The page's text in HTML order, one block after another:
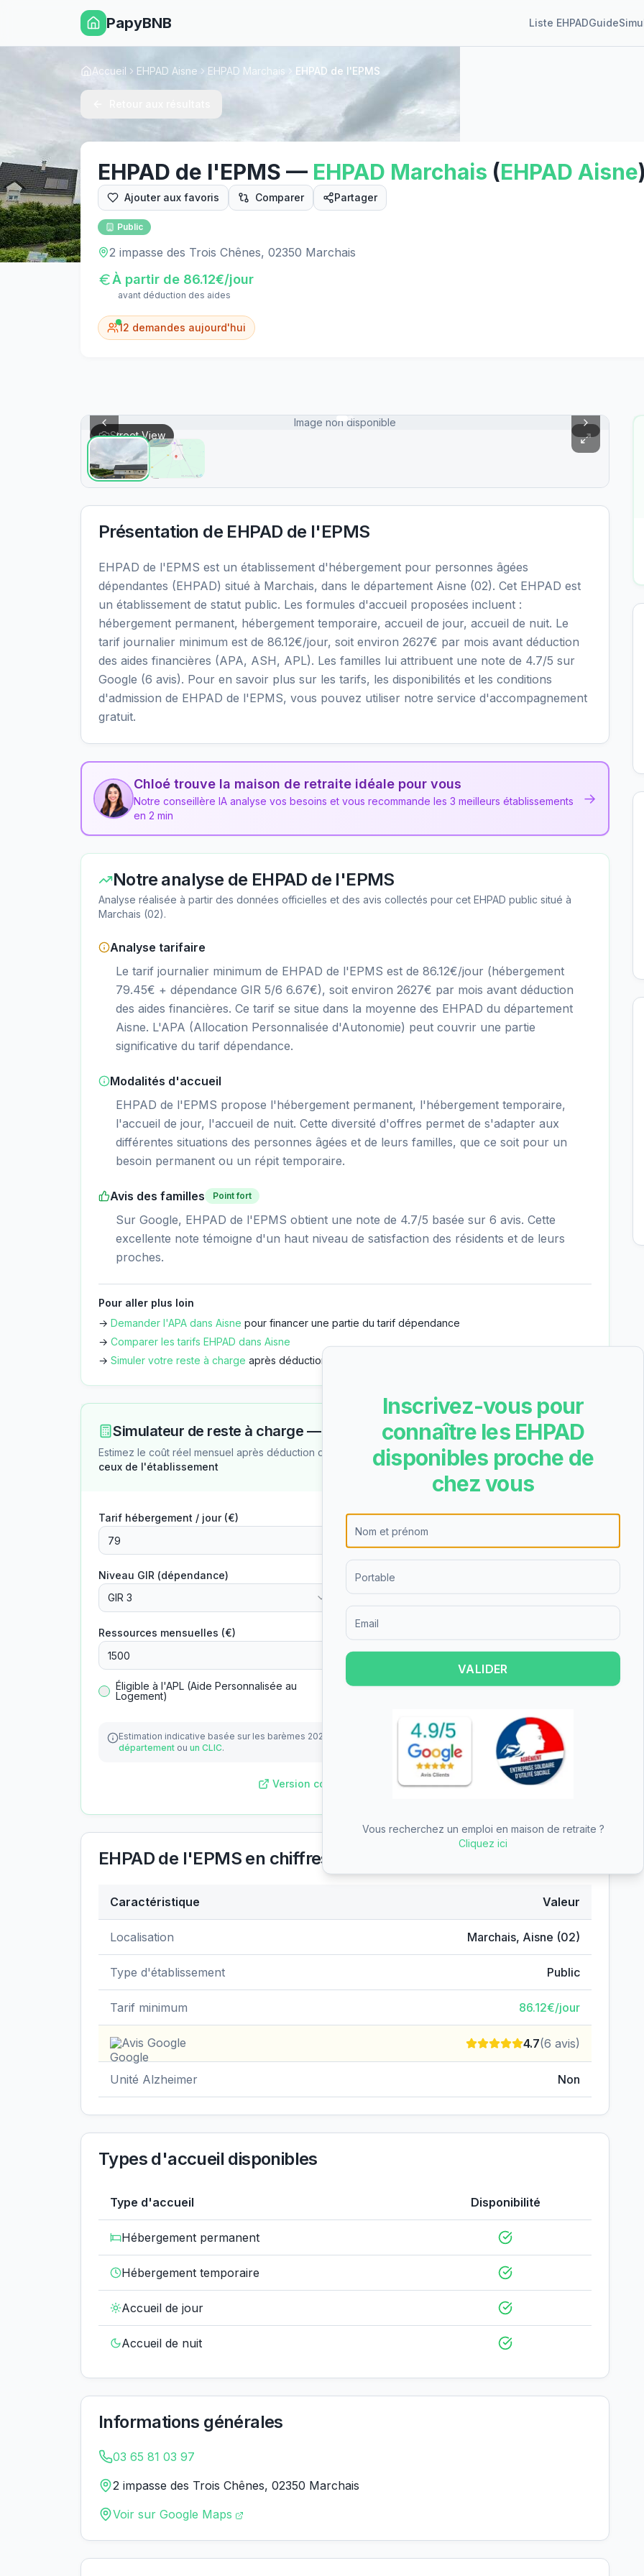
PapyBNB Liste EHPADGuide
Accueil EHPAD Aisne EHPAD Marchais EHPAD de l'EPMS
EHPAD de l'EPMS — EHPAD Marchais (EHPAD Aisne)
Ajouter aux favoris Comparer Partager
Public
2 impasse des Trois Chênes, 02350 Marchais
À partir de 86.12€/jour
avant déduction des aides
12 demandes aujourd'hui
Image non disponible
Street View
Présentation de EHPAD de l'EPMS
EHPAD de l'EPMS est un établissement d'hébergement pour personnes âgées
dépendantes (EHPAD) situé à Marchais, dans le département Aisne (02). Cet EHPAD est
un établissement de statut public. Les formules d'accueil proposées incluent :
hébergement permanent, hébergement temporaire, accueil de jour, accueil de nuit. Le
tarif journalier minimum est de 86.12€/jour, soit environ 2627€ par mois avant déduction
des aides financières (APA, ASH, APL). Les familles lui attribuent une note de 4.7/5 sur
Google (6 avis). Pour en savoir plus sur les tarifs, les disponibilités et les conditions
d'admission de EHPAD de l'EPMS, vous pouvez utiliser notre service d'accompagnement
gratuit.
Chloé trouve la maison de retraite idéale pour vous
Notre conseillère IA analyse vos besoins et vous recommande les 3 meilleurs établissements
en 2 min
→
Notre analyse de EHPAD de l'EPMS
Analyse réalisée à partir des données officielles et des avis collectés pour cet EHPAD public situé à
Marchais (02).
Analyse tarifaire
Le tarif journalier minimum de EHPAD de l'EPMS est de 86.12€/jour (hébergement
79.45€ + dépendance GIR 5/6 6.67€), soit environ 2627€ par mois avant déduction
des aides financières. Ce tarif se situe dans la moyenne des EHPAD du département
Aisne. L'APA (Allocation Personnalisée d'Autonomie) peut couvrir une partie
significative du tarif dépendance.
Modalités d'accueil
EHPAD de l'EPMS propose l'hébergement permanent, l'hébergement temporaire,
l'accueil de jour, l'accueil de nuit. Cette diversité d'offres permet de s'adapter aux
différentes situations des personnes âgées et de leurs familles, que ce soit pour un
besoin permanent ou un répit temporaire.
Avis des familles Point fort
Sur Google, EHPAD de l'EPMS obtient une note de 4.7/5 basée sur 6 avis. Cette
excellente note témoigne d'un haut niveau de satisfaction des résidents et de leurs
proches.
Pour aller plus loin
→ Demander l'APA dans Aisne pour financer une partie du tarif dépendance
→ Comparer les tarifs EHPAD dans Aisne
→ Simuler votre reste à charge après déduction des aides
Simulateur de reste à charge — EHPAD de l'EPMS
Estimez le coût réel mensuel après déduction des aides (APA, APL, ASH) — tarifs pré-remplis avec
ceux de l'établissement
Tarif hébergement / jour (€)
Niveau GIR (dépendance)
GIR 3
Ressources mensuelles (€)
Éligible à l'APL (Aide Personnalisée au
Logement)
Reste à charge estimé
1350€
− APA (aide dépendance)
− ASH (aide sociale) −1219€
Estimation indicative basée sur les barèmes 2026. Pour une simulation officielle, contactez
l'APA de votre
département ou un CLIC.
Version complète du simulateur
EHPAD de l'EPMS en chiffres
Caractéristique Valeur
Localisation Marchais, Aisne (02)
Type d'établissement Public
Tarif minimum 86.12€/jour
Avis Google 4.7(6 avis)
Unité Alzheimer Non
Types d'accueil disponibles
Type d'accueil Disponibilité
Hébergement permanent
Hébergement temporaire
Accueil de jour
Accueil de nuit
Informations générales
03 65 81 03 97
2 impasse des Trois Chênes, 02350 Marchais
Voir sur Google Maps
Inscrivez-vous pour
connaître les EHPAD
disponibles proche de
chez vous
VALIDER
Vous recherchez un emploi en maison de retraite ?
Cliquez ici